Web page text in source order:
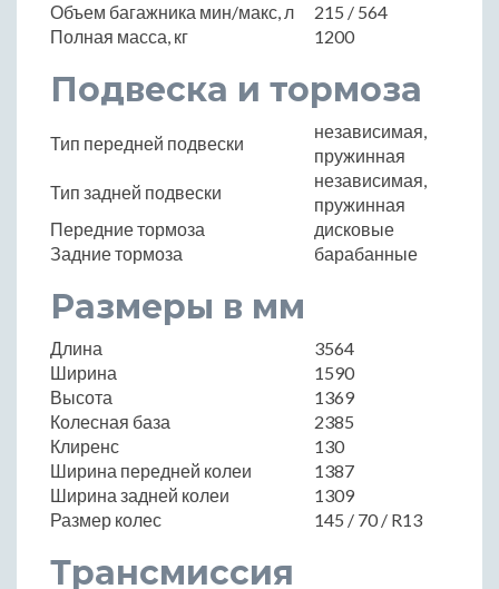
Объем багажника мин/макс, л
215 / 564
Полная масса, кг
1200
Подвеска и тормоза
Тип передней подвески
независимая,
пружинная
Тип задней подвески
независимая,
пружинная
Передние тормоза
дисковые
Задние тормоза
барабанные
Размеры в мм
Длина
3564
Ширина
1590
Высота
1369
Колесная база
2385
Клиренс
130
Ширина передней колеи
1387
Ширина задней колеи
1309
Размер колес
145 / 70 / R13
Трансмиссия